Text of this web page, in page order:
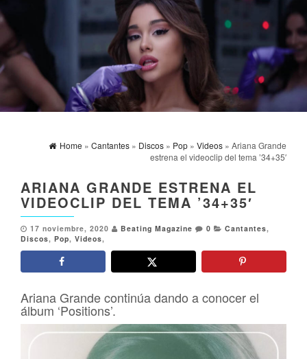
Home » Cantantes » Discos » Pop » Videos » Ariana Grande
estrena el videoclip del tema ’34+35′
ARIANA GRANDE ESTRENA EL
VIDEOCLIP DEL TEMA ’34+35′
17 noviembre, 2020 Beating Magazine 0 Cantantes,
Discos, Pop, Videos,
Ariana Grande continúa dando a conocer el
álbum ‘Positions’.